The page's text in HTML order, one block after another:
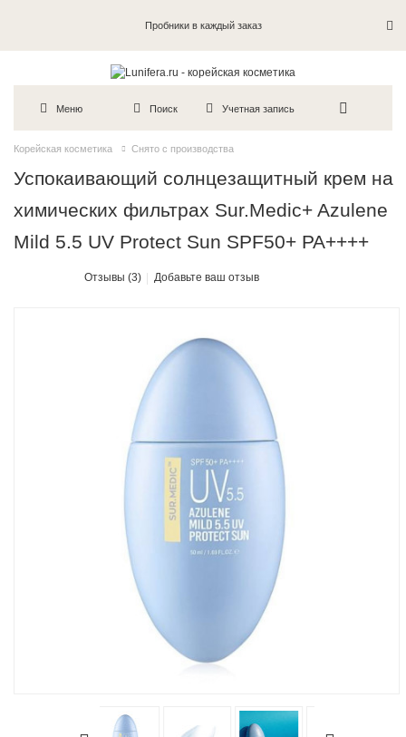
Пробники в каждый заказ
Меню Поиск Учетная запись
Корейская косметика Снято с производства
Успокаивающий солнцезащитный крем на
химических фильтрах Sur.Medic+ Azulene
Mild 5.5 UV Protect Sun SPF50+ PA++++
Отзывы (3) Добавьте ваш отзыв